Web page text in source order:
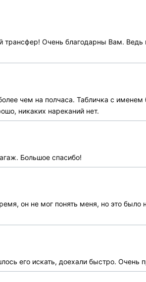
Очень благодарны Вам. Ведь
чем на полчаса. Табличка с
никаких нареканий нет.
Большое спасибо!
он не мог понять меня, но это
его искать, доехали быстро. Очень